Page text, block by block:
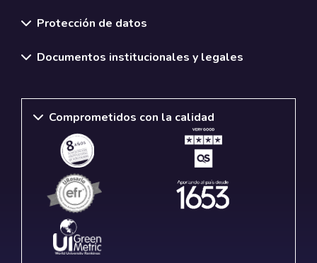
Protección de datos
Documentos institucionales y legales
Comprometidos con la calidad